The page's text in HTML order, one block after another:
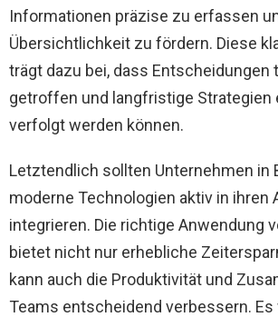
Informationen präzise zu erfassen
Übersichtlichkeit zu fördern. Diese
trägt dazu bei, dass Entscheidungen
getroffen und langfristige
verfolgt werden können.
Letztendlich sollten Unternehmen in
moderne Technologien aktiv in ihren
integrieren. Die richtige Anwendung
bietet nicht nur erhebliche
kann auch die Produktivität und
Teams entscheidend verbessern.